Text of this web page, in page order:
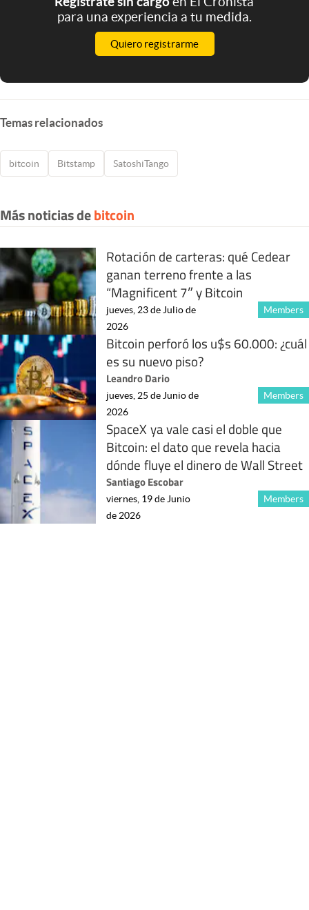
para una experiencia a tu medida.
Quiero registrarme
Temas relacionados
bitcoin Bitstamp SatoshiTango
Más noticias debitcoin
Rotación de carteras: qué Cedear
ganan terreno frente a las
“Magnificent 7″ y Bitcoin
Members
jueves, 23 de Julio de
2026
Bitcoin perforó los u$s 60.000: ¿cuál
es su nuevo piso?
Leandro Dario
Members
jueves, 25 de Junio de
2026
SpaceX ya vale casi el doble que
Bitcoin: el dato que revela hacia
dónde fluye el dinero de Wall Street
Santiago Escobar
Members
viernes, 19 de Junio
de 2026